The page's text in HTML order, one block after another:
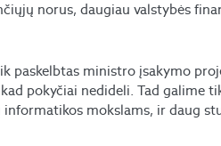
norus, daugiau valstybės
paskelbtas ministro įsakymo
pokyčiai nedideli. Tad galime
mokslams, ir daug